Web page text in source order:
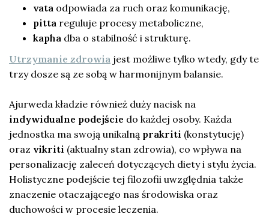
vata odpowiada za ruch oraz komunikację,
pitta reguluje procesy metaboliczne,
kapha dba o stabilność i strukturę.
Utrzymanie zdrowia jest możliwe tylko wtedy, gdy te
trzy dosze są ze sobą w harmonijnym balansie.
Ajurweda kładzie również duży nacisk na
indywidualne podejście do każdej osoby. Każda
jednostka ma swoją unikalną prakriti (konstytucję)
oraz vikriti (aktualny stan zdrowia), co wpływa na
personalizację zaleceń dotyczących diety i stylu życia.
Holistyczne podejście tej filozofii uwzględnia także
znaczenie otaczającego nas środowiska oraz
duchowości w procesie leczenia.